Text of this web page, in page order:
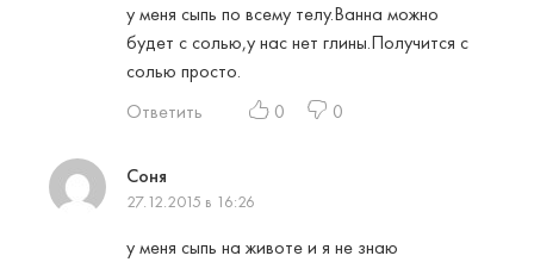
у меня сыпь по всему телу.Ванна можно
будет с солью,у нас нет глины.Получится с
солью просто.
Ответить
0 0
Соня
27.12.2015 в 16:26
у меня сыпь на животе и я не знаю